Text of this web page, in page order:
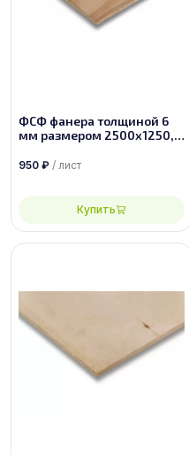
ФСФ фанера толщиной 6
мм размером 2500х1250,
950 ₽ / лист
Купить